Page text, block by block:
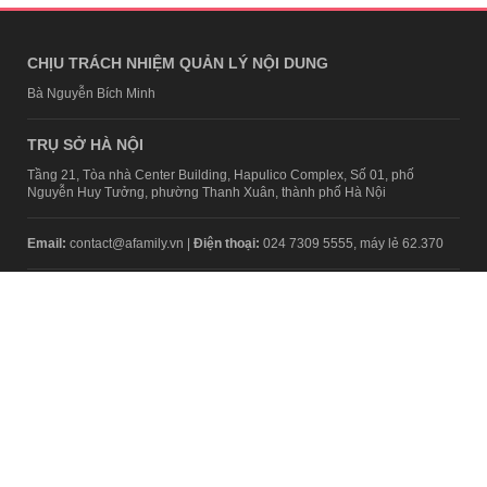
CHỊU TRÁCH NHIỆM QUẢN LÝ NỘI DUNG
Bà Nguyễn Bích Minh
TRỤ SỞ HÀ NỘI
Tầng 21, Tòa nhà Center Building, Hapulico Complex, Số 01, phố
Nguyễn Huy Tưởng, phường Thanh Xuân, thành phố Hà Nội
Email: contact@afamily.vn | Điện thoại: 024 7309 5555, máy lẻ 62.370